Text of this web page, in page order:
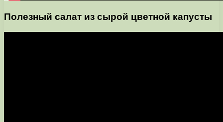
Полезный салат из сырой цветной капусты